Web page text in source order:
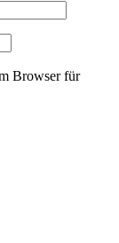
Browser für